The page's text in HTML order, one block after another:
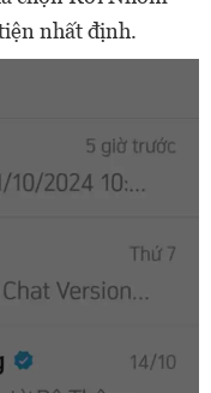
nhất định.